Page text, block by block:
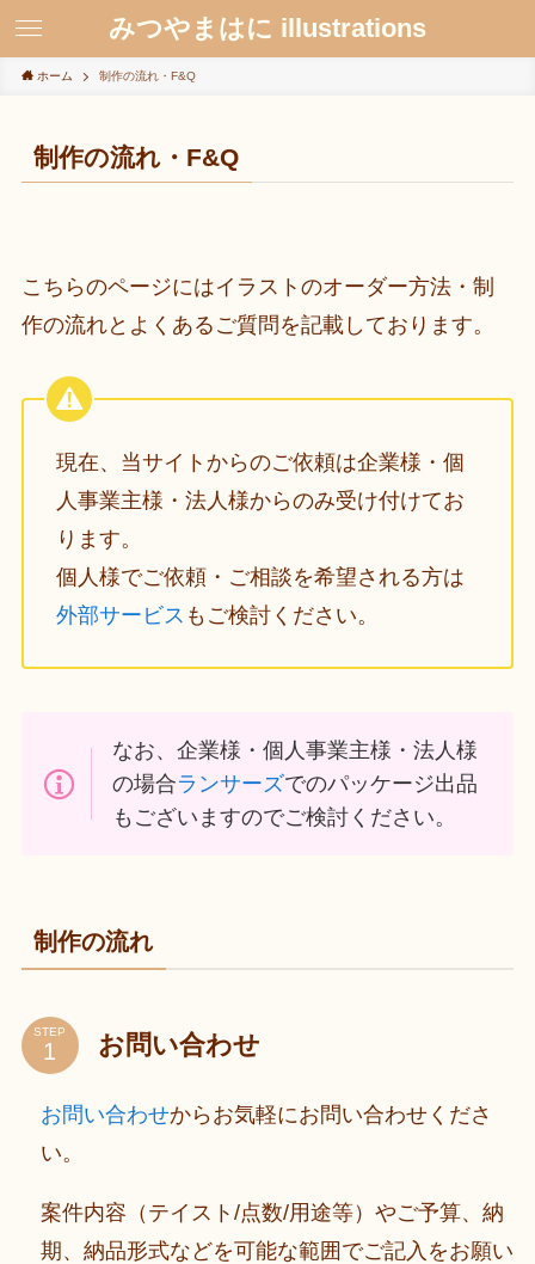
みつやまはに illustrations
ホーム 制作の流れ・F&Q
制作の流れ・F&Q
こちらのページにはイラストのオーダー方法・制
作の流れとよくあるご質問を記載しております。
現在、当サイトからのご依頼は企業様・個
人事業主様・法人様からのみ受け付けてお
ります。
個人様でご依頼・ご相談を希望される方は
外部サービス もご検討ください。
なお、企業様・個人事業主様・法人様
の場合ランサーズでのパッケージ出品
もございますのでご検討ください。
制作の流れ
STEP お問い合わせ
お問い合わせからお気軽にお問い合わせくださ
い。
案件内容（テイスト/点数/用途等）やご予算、納
期、納品形式などを可能な範囲でご記入をお願い